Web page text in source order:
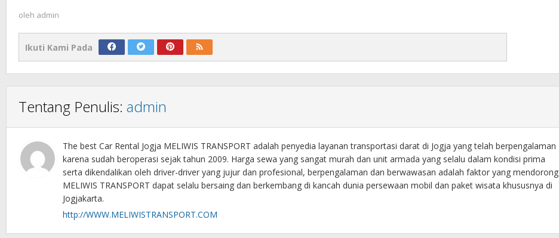
oleh admin
Ikuti Kami Pada
Tentang Penulis: admin
The best Car Rental Jogja MELIWIS TRANSPORT adalah penyedia layanan transportasi darat di Jogja yang telah berpengalaman
karena sudah beroperasi sejak tahun 2009. Harga sewa yang sangat murah dan unit armada yang selalu dalam kondisi prima
serta dikendalikan oleh driver-driver yang jujur dan profesional, berpengalaman dan berwawasan adalah faktor yang mendorong
MELIWIS TRANSPORT dapat selalu bersaing dan berkembang di kancah dunia persewaan mobil dan paket wisata khususnya di
Jogjakarta.
http://WWW.MELIWISTRANSPORT.COM